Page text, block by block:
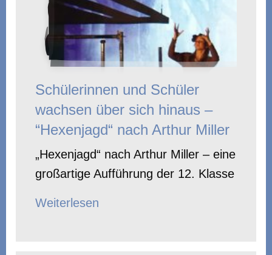
Schülerinnen und Schüler
wachsen über sich hinaus –
“Hexenjagd“ nach Arthur Miller
„Hexenjagd“ nach Arthur Miller – eine
großartige Aufführung der 12. Klasse
Weiterlesen